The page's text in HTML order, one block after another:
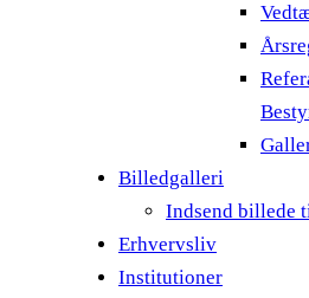
Billedgalleri
Indsend billede
Erhvervsliv
Institutioner